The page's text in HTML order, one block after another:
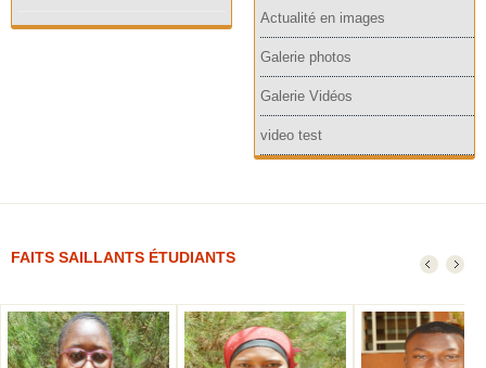
Actualité en images
Galerie photos
Galerie Vidéos
video test
FAITS SAILLANTS ÉTUDIANTS